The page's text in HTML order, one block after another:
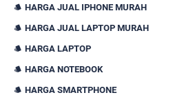
HARGA JUAL IPHONE MURAH
HARGA JUAL LAPTOP MURAH
HARGA LAPTOP
HARGA NOTEBOOK
HARGA SMARTPHONE